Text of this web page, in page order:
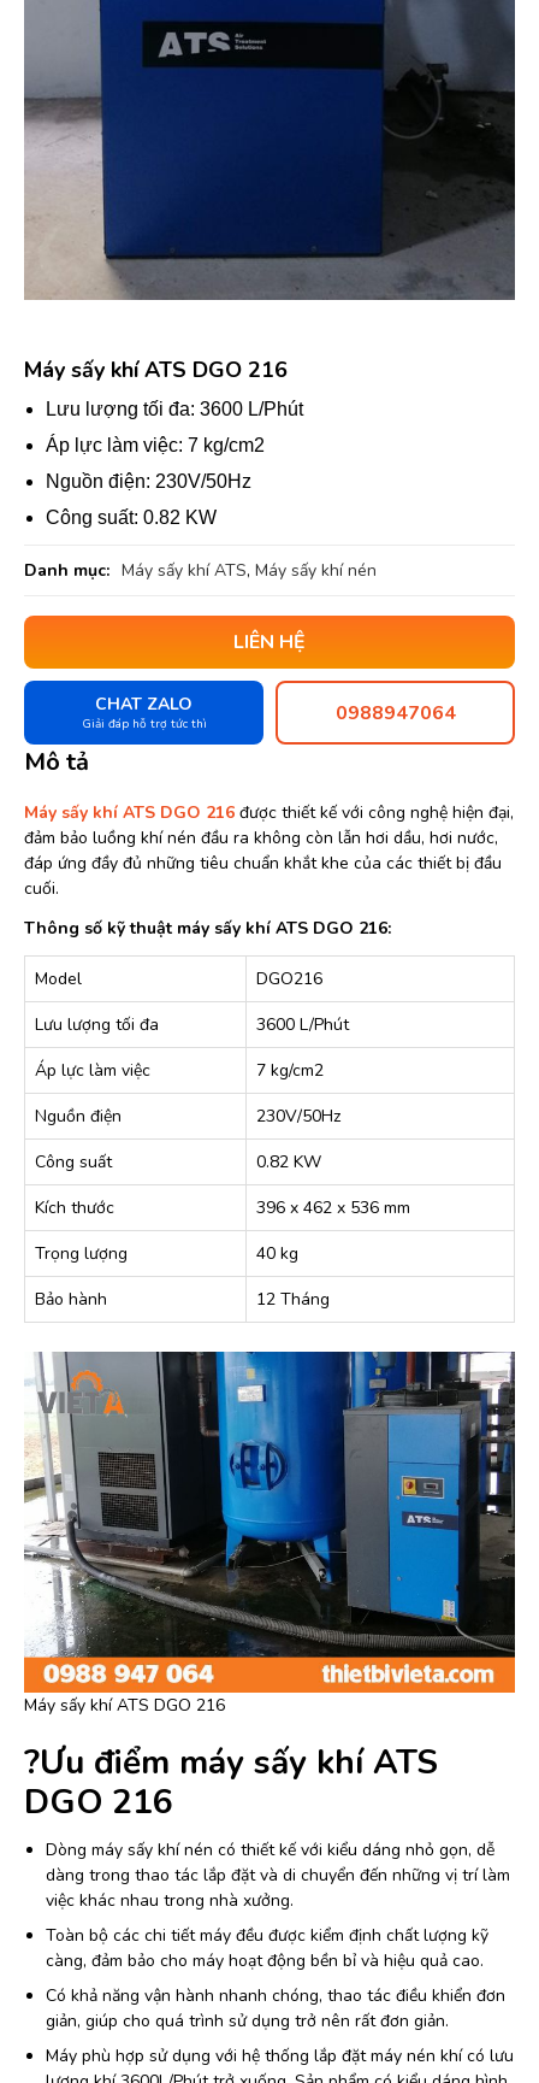
Máy sấy khí ATS DGO 216
Lưu lượng tối đa: 3600 L/Phút
Áp lực làm việc: 7 kg/cm2
Nguồn điện: 230V/50Hz
Công suất: 0.82 KW
Danh mục: Máy sấy khí ATS, Máy sấy khí nén
LIÊN HỆ
CHAT ZALO
Giải đáp hỗ trợ tức thì 0988947064
Mô tả
Máy sấy khí ATS DGO 216 được thiết kế với công nghệ hiện đại,
đảm bảo luồng khí nén đầu ra không còn lẫn hơi dầu, hơi nước,
đáp ứng đầy đủ những tiêu chuẩn khắt khe của các thiết bị đầu
cuối.
Thông số kỹ thuật máy sấy khí ATS DGO 216:
Model
DGO216
Lưu lượng tối đa
3600 L/Phút
Áp lực làm việc
7 kg/cm2
Nguồn điện
230V/50Hz
Công suất
0.82 KW
Kích thước
396 x 462 x 536 mm
Trọng lượng
40 kg
Bảo hành
12 Tháng
Máy sấy khí ATS DGO 216
?Ưu điểm máy sấy khí ATS
DGO 216
Dòng máy sấy khí nén có thiết kế với kiểu dáng nhỏ gọn, dễ
dàng trong thao tác lắp đặt và di chuyển đến những vị trí làm
việc khác nhau trong nhà xưởng.
Toàn bộ các chi tiết máy đều được kiểm định chất lượng kỹ
càng, đảm bảo cho máy hoạt động bền bỉ và hiệu quả cao.
Có khả năng vận hành nhanh chóng, thao tác điều khiển đơn
giản, giúp cho quá trình sử dụng trở nên rất đơn giản.
Máy phù hợp sử dụng với hệ thống lắp đặt máy nén khí có lưu